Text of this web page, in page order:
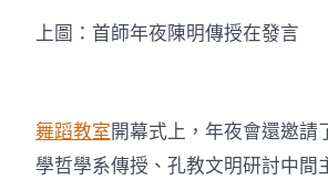
上圖：首師年夜陳明傳授在發言
舞蹈教室開幕式上，年夜會還邀
學哲學系傳授、孔教文明研討中